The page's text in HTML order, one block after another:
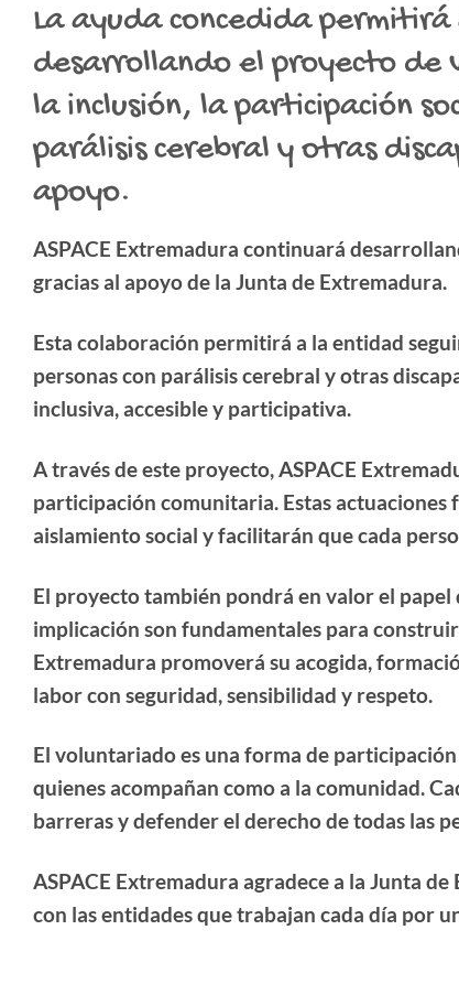
La ayuda concedida
desarrollando el proyecto de
la inclusión, la participación
parálisis cerebral y otras
apoyo.
ASPACE Extremadura continuará
gracias al apoyo de la Junta de Extremadura.
Esta colaboración permitirá a la entidad
personas con parálisis cerebral y otras
inclusiva, accesible y participativa.
A través de este proyecto, ASPACE
participación comunitaria. Estas actuaciones
aislamiento social y facilitarán que cada
El proyecto también pondrá en valor el papel
implicación son fundamentales para
Extremadura promoverá su acogida,
labor con seguridad, sensibilidad y respeto.
El voluntariado es una forma de
quienes acompañan como a la comunidad.
barreras y defender el derecho de todas las
ASPACE Extremadura agradece a la Junta
con las entidades que trabajan cada día por